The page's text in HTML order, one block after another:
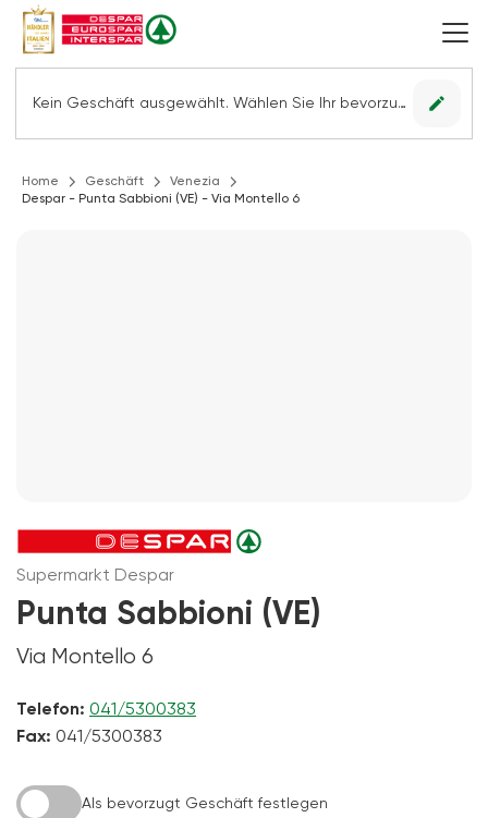
Kein Geschäft ausgewählt. Wählen Sie Ihr bevorzugtes Geschäft, um alle Angebote sehen zu können. edit
Home Geschäft
Venezia
Despar - Punta Sabbioni (VE) - Via Montello 6
Supermarkt Despar
Punta Sabbioni (VE)
Via Montello 6
Telefon: 041/5300383
Fax: 041/5300383
Als bevorzugt Geschäft festlegen